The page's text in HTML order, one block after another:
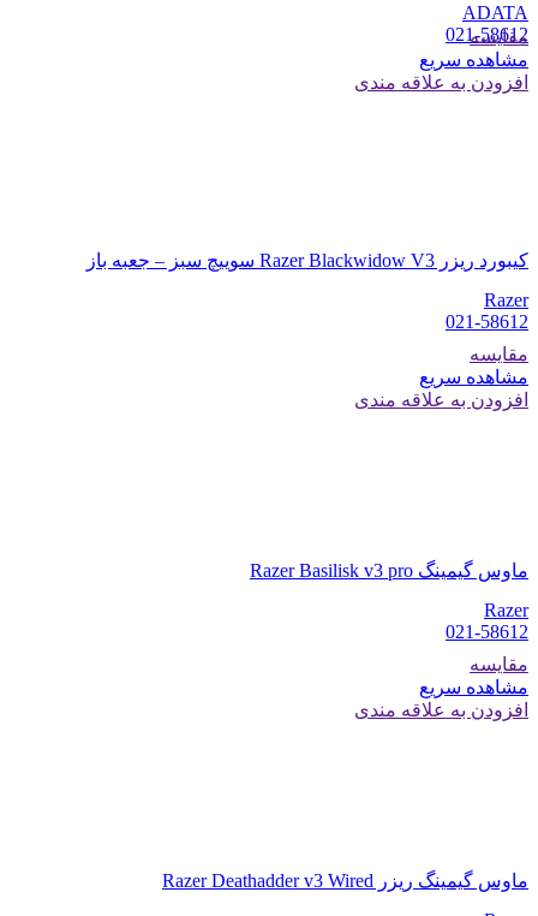
ADATA
021-58612
مقایسه
مشاهده سریع
افزودن به علاقه مندی
کیبورد ریزر Razer Blackwidow V3 سوییچ سبز – جعبه باز
Razer
021-58612
مقایسه
مشاهده سریع
افزودن به علاقه مندی
ماوس گیمینگ Razer Basilisk v3 pro
Razer
021-58612
مقایسه
مشاهده سریع
افزودن به علاقه مندی
ماوس گیمینگ ریزر Razer Deathadder v3 Wired